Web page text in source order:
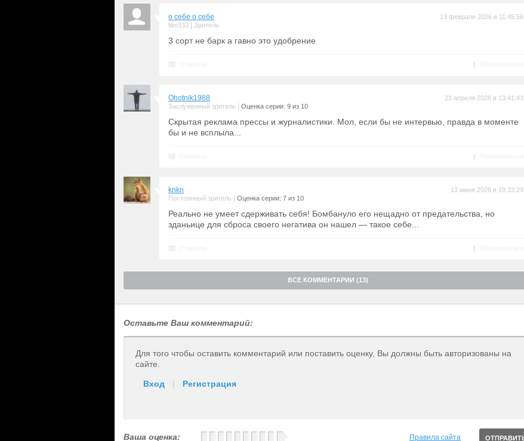
о себе о себе
film333 Зритель
13 февраля 2026 в 11:45:58
3 сорт не барк а гавно это удобрение
|
Ohotnik1988
Заслуженный зритель Оценка серии: 9 из 10
21 апреля 2026 в 13:41:43
Скрытая реклама прессы и журналистики. Мол, если бы не интервью, правда в моменте
бы и не всплыла...
|
knkn
Постоянный зритель Оценка серии: 7 из 10
13 июня 2026 в 19:33:29
Реально не умеет сдерживать себя! Бомбануло его нещадно от предательства, но
зданьице для сброса своего негатива он нашел — такое себе...
|
ВСЕ КОММЕНТАРИИ (13)
Оставьте Ваш комментарий:
Для того чтобы оставить комментарий или поставить оценку, Вы должны быть авторизованы на
сайте.
Вход | Регистрация
Ваша оценка: Правила сайта